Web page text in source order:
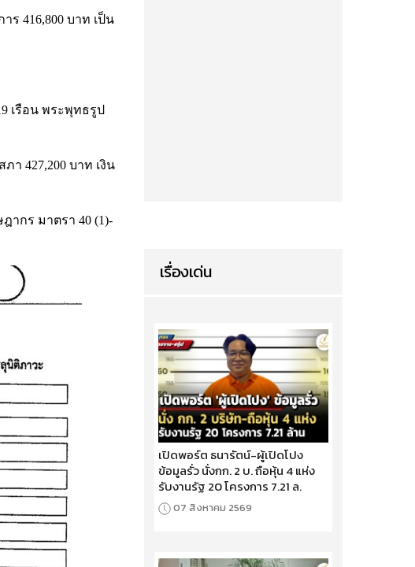
ร 416,800 บาท เป็น
เรือน พระพุทธรูป
า 427,200 บาท เงิน
ากร มาตรา 40 (1)-
เรื่องเด่น
เปิดพอร์ต ธนารัตน์-ผู้เปิดโปง
ข้อมูลรั่ว นั่งกก. 2 บ. ถือหุ้น 4 แห่ง
รับงานรัฐ 20 โครงการ 7.21 ล.
07 สิงหาคม 2569